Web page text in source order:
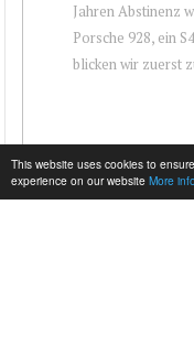
This website uses cookies to
experience on our website More
Jahren Abstinenz
Porsche 928, ein
blicken wir zuerst